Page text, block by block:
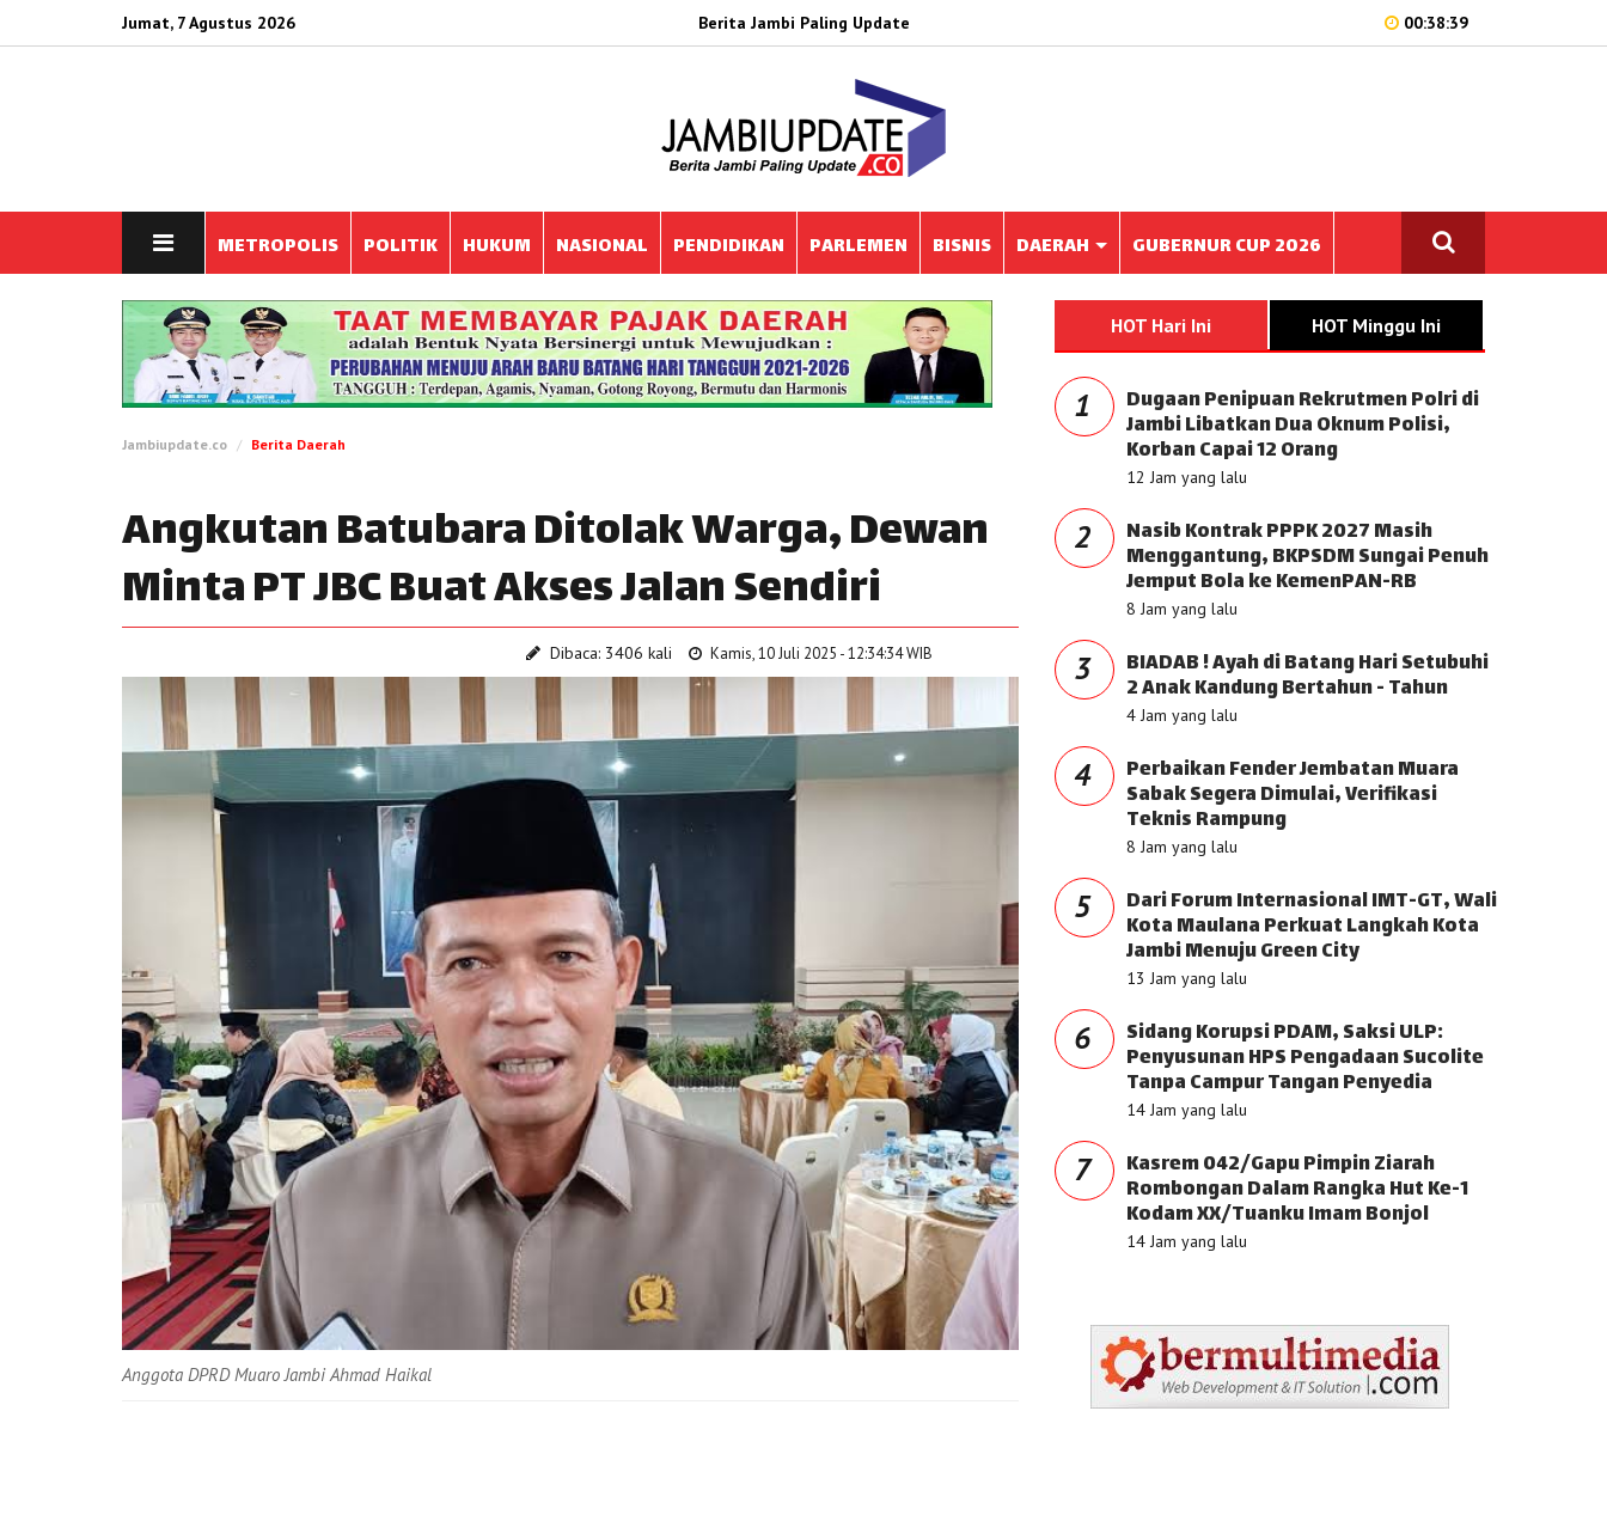
Jumat, 7 Agustus 2026 Berita Jambi Paling Update 00:38:39
METROPOLIS POLITIK HUKUM NASIONAL PENDIDIKAN PARLEMEN BISNIS DAERAH GUBERNUR CUP 2026
Jambiupdate.co Berita Daerah
Angkutan Batubara Ditolak Warga, Dewan
Minta PT JBC Buat Akses Jalan Sendiri
Dibaca: 3406 kali Kamis, 10 Juli 2025 - 12:34:34 WIB
Anggota DPRD Muaro Jambi Ahmad Haikal
HOT Hari Ini HOT Minggu Ini
1 Dugaan Penipuan Rekrutmen Polri di
Jambi Libatkan Dua Oknum Polisi,
Korban Capai 12 Orang
12 Jam yang lalu
2 Nasib Kontrak PPPK 2027 Masih
Menggantung, BKPSDM Sungai Penuh
Jemput Bola ke KemenPAN-RB
8 Jam yang lalu
3 BIADAB ! Ayah di Batang Hari Setubuhi
2 Anak Kandung Bertahun - Tahun
4 Jam yang lalu
4 Perbaikan Fender Jembatan Muara
Sabak Segera Dimulai, Verifikasi
Teknis Rampung
8 Jam yang lalu
5 Dari Forum Internasional IMT-GT, Wali
Kota Maulana Perkuat Langkah Kota
Jambi Menuju Green City
13 Jam yang lalu
6 Sidang Korupsi PDAM, Saksi ULP:
Penyusunan HPS Pengadaan Sucolite
Tanpa Campur Tangan Penyedia
14 Jam yang lalu
7 Kasrem 042/Gapu Pimpin Ziarah
Rombongan Dalam Rangka Hut Ke-1
Kodam XX/Tuanku Imam Bonjol
14 Jam yang lalu